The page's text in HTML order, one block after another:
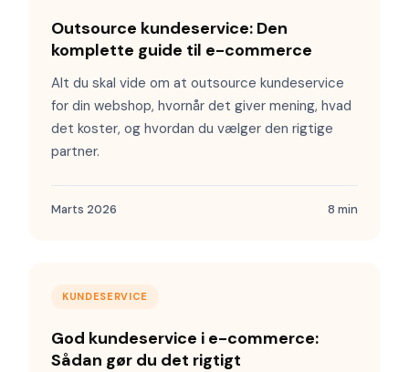
Outsource kundeservice: Den
komplette guide til e-commerce
Alt du skal vide om at outsource kundeservice
for din webshop, hvornår det giver mening, hvad
det koster, og hvordan du vælger den rigtige
partner.
Marts 2026 8 min
KUNDESERVICE
God kundeservice i e-commerce:
Sådan gør du det rigtigt